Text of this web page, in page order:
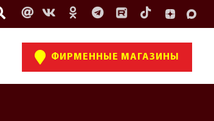
ФИРМЕННЫЕ МАГАЗИНЫ